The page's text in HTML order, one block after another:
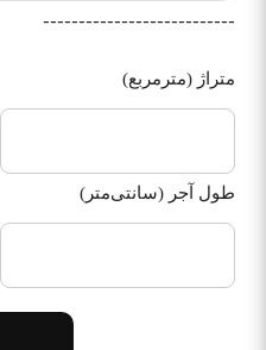
---------------------------
متراژ (مترمربع)
طول آجر (سانتی‌متر)